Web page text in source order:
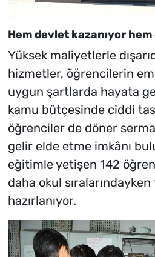
Hem devlet kazanıyor
Yüksek maliyetlerle
hizmetler, öğrencilerin
uygun şartlarda hayata
kamu bütçesinde ciddi
öğrenciler de döner
gelir elde etme imkânı
eğitimle yetişen 142
daha okul
hazırlanıyor.